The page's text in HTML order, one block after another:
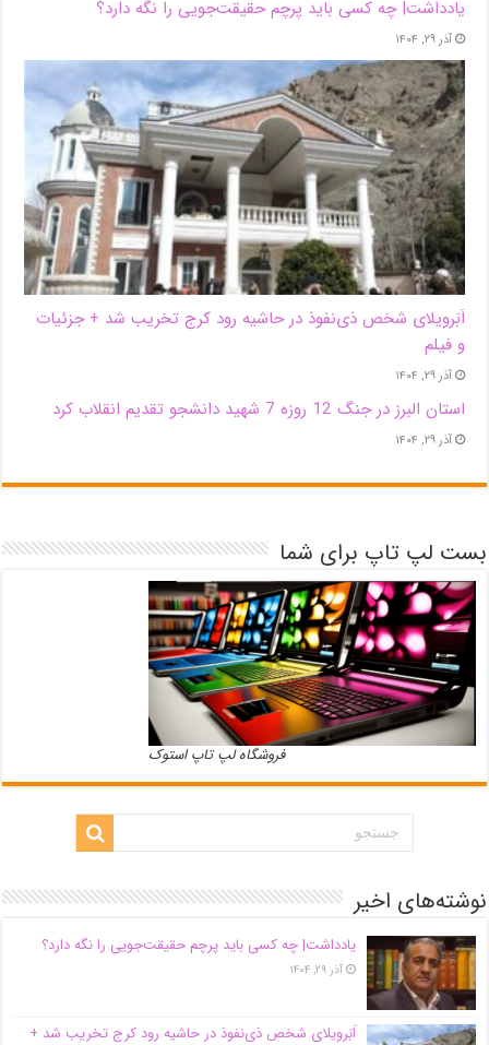
یادداشت| ‌چه کسی باید پرچم حقیقت‌جویی را نگه دارد؟
آذر ۲۹, ۱۴۰۴
اَبَر‌ویلای شخص ذی‌نفوذ در حاشیه‌ رود کرج تخریب شد + جزئیات
و فیلم
آذر ۲۹, ۱۴۰۴
استان البرز در جنگ 12 روزه 7 شهید دانشجو تقدیم انقلاب کرد
آذر ۲۹, ۱۴۰۴
بست لپ تاپ برای شما
فروشگاه لپ تاپ استوک
نوشته‌های اخیر
یادداشت| ‌چه کسی باید پرچم حقیقت‌جویی را نگه دارد؟
آذر ۲۹, ۱۴۰۴
اَبَر‌ویلای شخص ذی‌نفوذ در حاشیه‌ رود کرج تخریب شد +